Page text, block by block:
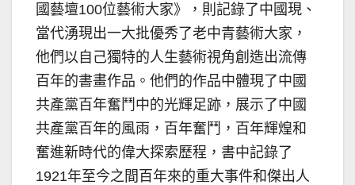
國藝壇100位藝術大家》，則記錄了中國現、
當代湧現出一大批優秀了老中青藝術大家，
他們以自己獨特的人生藝術視角創造出流傳
百年的書畫作品。他們的作品中體現了中國
共產黨百年奮鬥中的光輝足跡，展示了中國
共產黨百年的風雨，百年奮鬥，百年輝煌和
奮進新時代的偉大探索歷程，書中記錄了
1921年至今之間百年來的重大事件和傑出人